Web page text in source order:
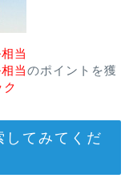
当
当のポイントを獲
してみてくだ